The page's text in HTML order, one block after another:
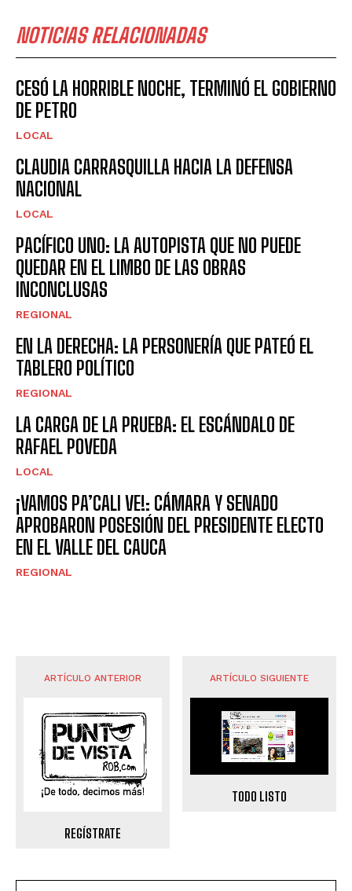
NOTICIAS RELACIONADAS
CESÓ LA HORRIBLE NOCHE, TERMINÓ EL GOBIERNO
DE PETRO
LOCAL
CLAUDIA CARRASQUILLA HACIA LA DEFENSA
NACIONAL
LOCAL
PACÍFICO UNO: LA AUTOPISTA QUE NO PUEDE
QUEDAR EN EL LIMBO DE LAS OBRAS
INCONCLUSAS
REGIONAL
EN LA DERECHA: LA PERSONERÍA QUE PATEÓ EL
TABLERO POLÍTICO
REGIONAL
LA CARGA DE LA PRUEBA: EL ESCÁNDALO DE
RAFAEL POVEDA
LOCAL
¡VAMOS PA’CALI VE!: CÁMARA Y SENADO
APROBARON POSESIÓN DEL PRESIDENTE ELECTO
EN EL VALLE DEL CAUCA
REGIONAL
ARTÍCULO ANTERIOR
REGÍSTRATE
ARTÍCULO SIGUIENTE
TODO LISTO